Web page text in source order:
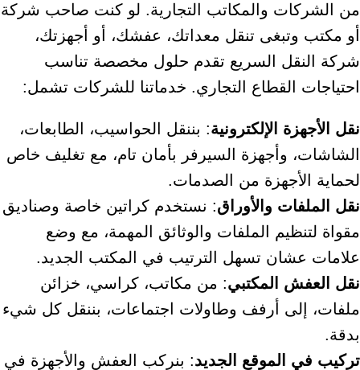
من الشركات والمكاتب التجارية. لو كنت صاحب شركة
أو مكتب وتبغى تنقل معداتك، عفشك، أو أجهزتك،
شركة النقل السريع تقدم حلول مخصصة تناسب
احتياجات القطاع التجاري. خدماتنا للشركات تشمل:
نقل الأجهزة الإلكترونية: بننقل الحواسيب، الطابعات،
الشاشات، وأجهزة السيرفر بأمان تام، مع تغليف خاص
لحماية الأجهزة من الصدمات.
نقل الملفات والأوراق: نستخدم كراتين خاصة وصناديق
مقواة لتنظيم الملفات والوثائق المهمة، مع وضع
علامات عشان تسهل الترتيب في المكتب الجديد.
نقل العفش المكتبي: من مكاتب، كراسي، خزائن
ملفات، إلى أرفف وطاولات اجتماعات، بننقل كل شيء
بدقة.
تركيب في الموقع الجديد: بنركب العفش والأجهزة في